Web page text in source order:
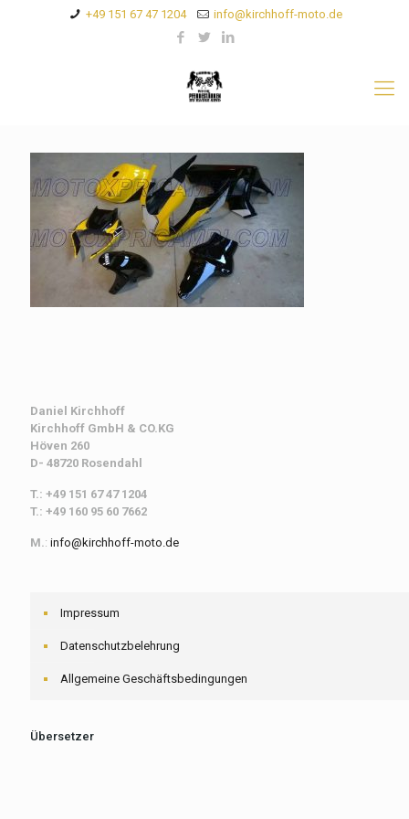
+49 151 67 47 1204 info@kirchhoff-moto.de
Daniel Kirchhoff
Kirchhoff GmbH & CO.KG
Höven 260
D- 48720 Rosendahl
T.: +49 151 67 47 1204
T.: +49 160 95 60 7662
M.: info@kirchhoff-moto.de
Impressum
Datenschutzbelehrung
Allgemeine Geschäftsbedingungen
Übersetzer